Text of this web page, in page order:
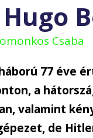
Csaba
77 éve
a
valamint
de